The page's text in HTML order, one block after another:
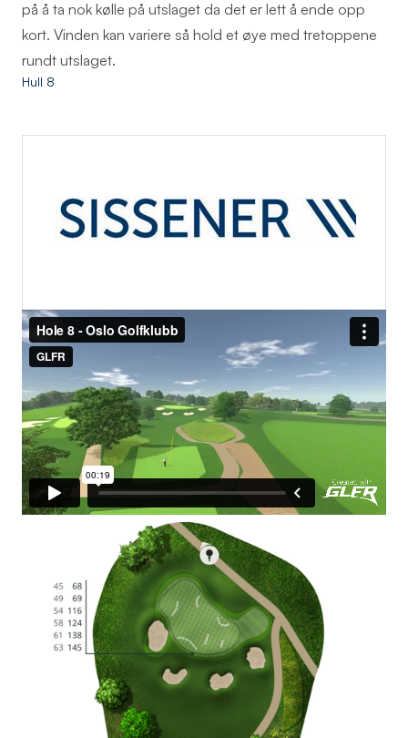
på å ta nok kølle på utslaget da det er lett å ende opp
kort. Vinden kan variere så hold et øye med tretoppene
rundt utslaget.
Hull 8